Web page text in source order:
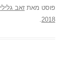
פוסט מאת זאב גלילי
2018
.